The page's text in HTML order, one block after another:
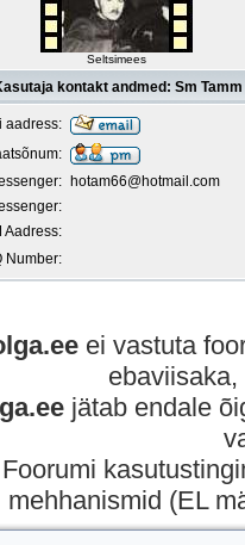
Seltsimees
kontakt andmed: Sm Tamm
aadress:
hotam66@hotmail.com
Aadress:
Number:
ei vastuta
jätab endale
Foorumi
mehhanismid (EL